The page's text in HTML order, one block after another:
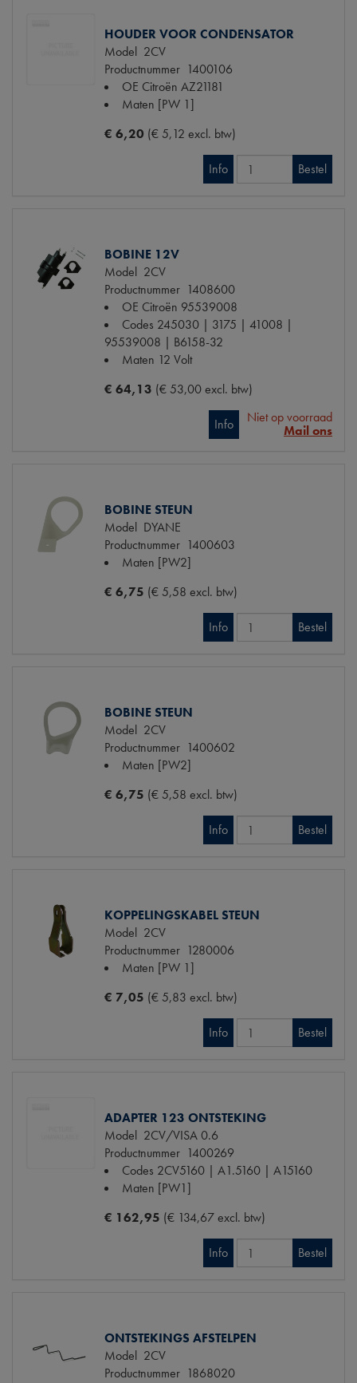
HOUDER VOOR CONDENSATOR
Model 2CV
Productnummer 1400106
OE Citroën AZ21181
Maten [PW 1]
€ 6,20 (€ 5,12 excl. btw)
Info Bestel
BOBINE 12V
Model 2CV
Productnummer 1408600
OE Citroën 95539008
Codes 245030 | 3175 | 41008 |
95539008 | B6158-32
Maten 12 Volt
€ 64,13 (€ 53,00 excl. btw)
Info
Niet op voorraad
Mail ons
BOBINE STEUN
Model DYANE
Productnummer 1400603
Maten [PW2]
€ 6,75 (€ 5,58 excl. btw)
Info Bestel
BOBINE STEUN
Model 2CV
Productnummer 1400602
Maten [PW2]
€ 6,75 (€ 5,58 excl. btw)
Info Bestel
KOPPELINGSKABEL STEUN
Model 2CV
Productnummer 1280006
Maten [PW 1]
€ 7,05 (€ 5,83 excl. btw)
Info Bestel
ADAPTER 123 ONTSTEKING
Model 2CV/VISA 0.6
Productnummer 1400269
Codes 2CV5160 | A1.5160 | A15160
Maten [PW1]
€ 162,95 (€ 134,67 excl. btw)
Info Bestel
ONTSTEKINGS AFSTELPEN
Model 2CV
Productnummer 1868020